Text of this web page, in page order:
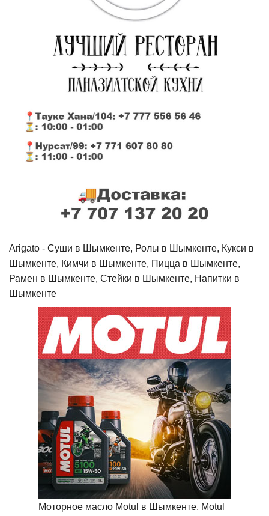
Arigato - Cуши в Шымкенте, Ролы в Шымкенте, Кукси в
Шымкенте, Кимчи в Шымкенте, Пицца в Шымкенте,
Рамен в Шымкенте, Стейки в Шымкенте, Напитки в
Шымкенте
Моторное масло Motul в Шымкенте, Motul